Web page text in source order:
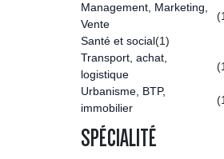
Management, Marketing,
Vente
Santé et social(1)
Transport, achat,
logistique
Urbanisme, BTP,
immobilier
SPÉCIALITÉ